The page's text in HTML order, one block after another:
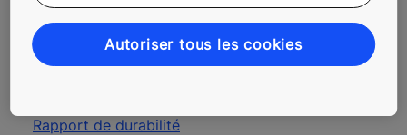
Environnement
Rapport de durabilité
Autoriser tous les cookies